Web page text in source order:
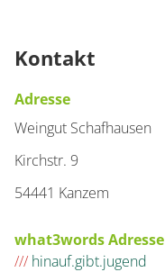
Kontakt
Adresse
Weingut Schafhausen
Kirchstr. 9
54441 Kanzem
what3words Adresse
/// hinauf.gibt.jugend